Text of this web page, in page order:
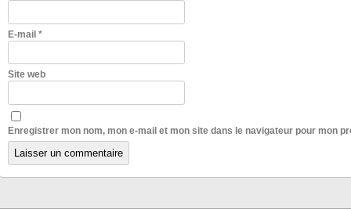
E-mail *
Site web
Enregistrer mon nom, mon e-mail et mon site dans le navigateur pour mon